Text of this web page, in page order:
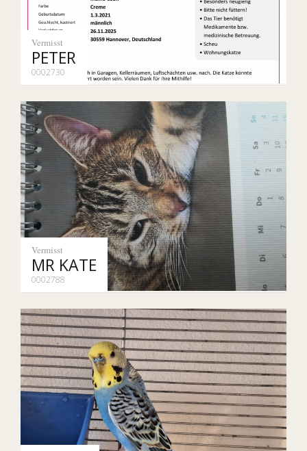
Vermisst
PETER
0002730
Vermisst
MR KATE
0002788